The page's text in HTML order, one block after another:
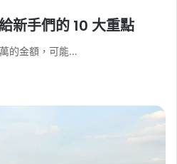
新手們的 10 大重點
的金額，可能…